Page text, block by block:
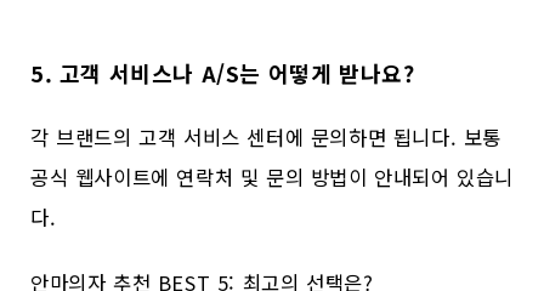
5. 고객 서비스나 A/S는 어떻게 받나요?
각 브랜드의 고객 서비스 센터에 문의하면 됩니다. 보통
공식 웹사이트에 연락처 및 문의 방법이 안내되어 있습니
다.
안마의자 추천 BEST 5: 최고의 선택은?